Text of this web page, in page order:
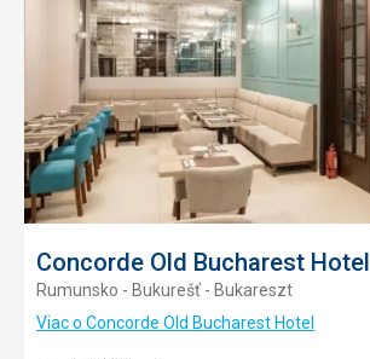
Concorde Old Bucharest Hotel
Rumunsko - Bukurešť - Bukareszt
Viac o Concorde Old Bucharest Hotel